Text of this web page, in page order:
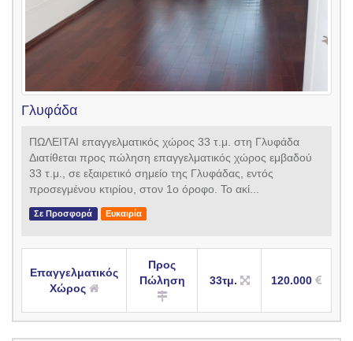
Γλυφάδα
ΠΩΛΕΙΤΑΙ επαγγελματικός χώρος 33 τ.μ. στη Γλυφάδα
Διατίθεται προς πώληση επαγγελματικός χώρος εμβαδού
33 τ.μ., σε εξαιρετικό σημείο της Γλυφάδας, εντός
προσεγμένου κτιρίου, στον 1ο όροφο. Το ακί...
Σε Προσφορά Ευκαιρία
Επαγγελματικός
Χώρος
Προς
Πώληση
33τμ. 120.000